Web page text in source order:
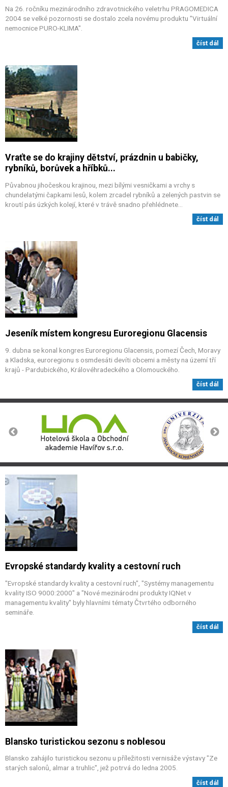
Na 26. ročníku mezinárodního zdravotnického veletrhu PRAGOMEDICA
2004 se velké pozornosti se dostalo zcela novému produktu "Virtuální
nemocnice PURO-KLIMA".
číst dál
Vraťte se do krajiny dětství, prázdnin u babičky,
rybníků, borůvek a hříbků...
Půvabnou jihočeskou krajinou, mezi bílými vesničkami a vrchy s
chundelatými čapkami lesů, kolem zrcadel rybníků a zelených pastvin se
kroutí pás úzkých kolejí, které v trávě snadno přehlédnete…
číst dál
Jeseník místem kongresu Euroregionu Glacensis
9. dubna se konal kongres Euroregionu Glacensis, pomezí Čech, Moravy
a Kladska, euroregionu s osmdesáti devíti obcemi a městy na území tří
krajů - Pardubického, Královéhradeckého a Olomouckého.
číst dál
Evropské standardy kvality a cestovní ruch
"Evropské standardy kvality a cestovní ruch", "Systémy managementu
kvality ISO 9000:2000" a "Nové mezinárodni produkty IQNet v
managementu kvality" byly hlavními tématy Čtvrtého odborného
semináře.
číst dál
Blansko turistickou sezonu s noblesou
Blansko zahájilo turistickou sezonu u příležitosti vernisáže výstavy "Ze
starých salonů, almar a truhlic", jež potrvá do ledna 2005.
číst dál